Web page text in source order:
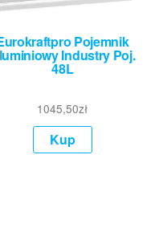
Pojemnik
Industry Poj.
48L
1045,50zł
Kup